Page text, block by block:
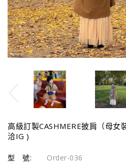
高級訂製CASHMERE披肩（母女
洽IG )
型 號:
Order-036